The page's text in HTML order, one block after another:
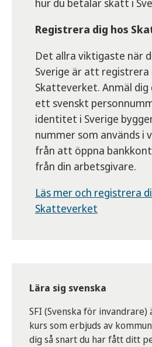
hur du betalar skatt i
Registrera dig hos
Det allra viktigaste när
Sverige är att registrera
Skatteverket. Anmäl
ett svenskt
identitet i Sverige
nummer som används i
från att öppna
från din arbetsgivare.
Läs mer och registrera
Skatteverket
Lära sig svenska
SFI (Svenska för
kurs som erbjuds av
dig så snart du har fått ditt